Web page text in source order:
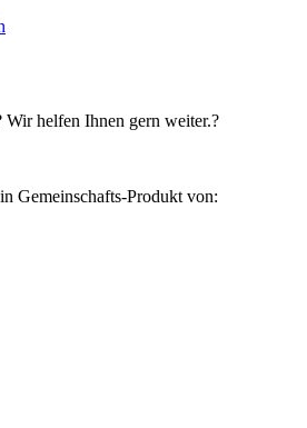
Wir helfen Ihnen gern weiter.?
Gemeinschafts-Produkt von: